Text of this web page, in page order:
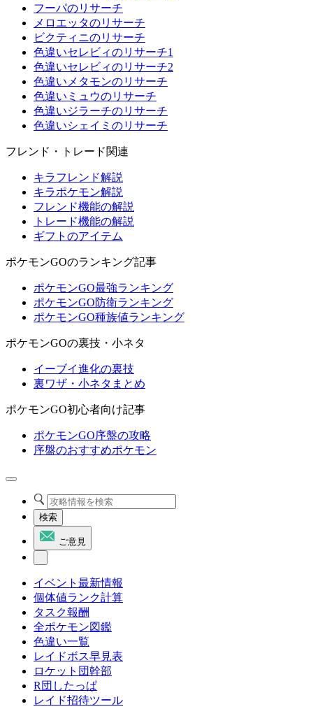
フーパのリサーチ
メロエッタのリサーチ
ビクティニのリサーチ
色違いセレビィのリサーチ1
色違いセレビィのリサーチ2
色違いメタモンのリサーチ
色違いミュウのリサーチ
色違いジラーチのリサーチ
色違いシェイミのリサーチ
フレンド・トレード関連
キラフレンド解説
キラポケモン解説
フレンド機能の解説
トレード機能の解説
ギフトのアイテム
ポケモンGOのランキング記事
ポケモンGO最強ランキング
ポケモンGO防衛ランキング
ポケモンGO種族値ランキング
ポケモンGOの裏技・小ネタ
イーブイ進化の裏技
裏ワザ・小ネタまとめ
ポケモンGO初心者向け記事
ポケモンGO序盤の攻略
序盤のおすすめポケモン
検索
ご意見
イベント最新情報
個体値ランク計算
タスク報酬
全ポケモン図鑑
色違い一覧
レイドボス早見表
ロケット団幹部
R団したっぱ
レイド招待ツール